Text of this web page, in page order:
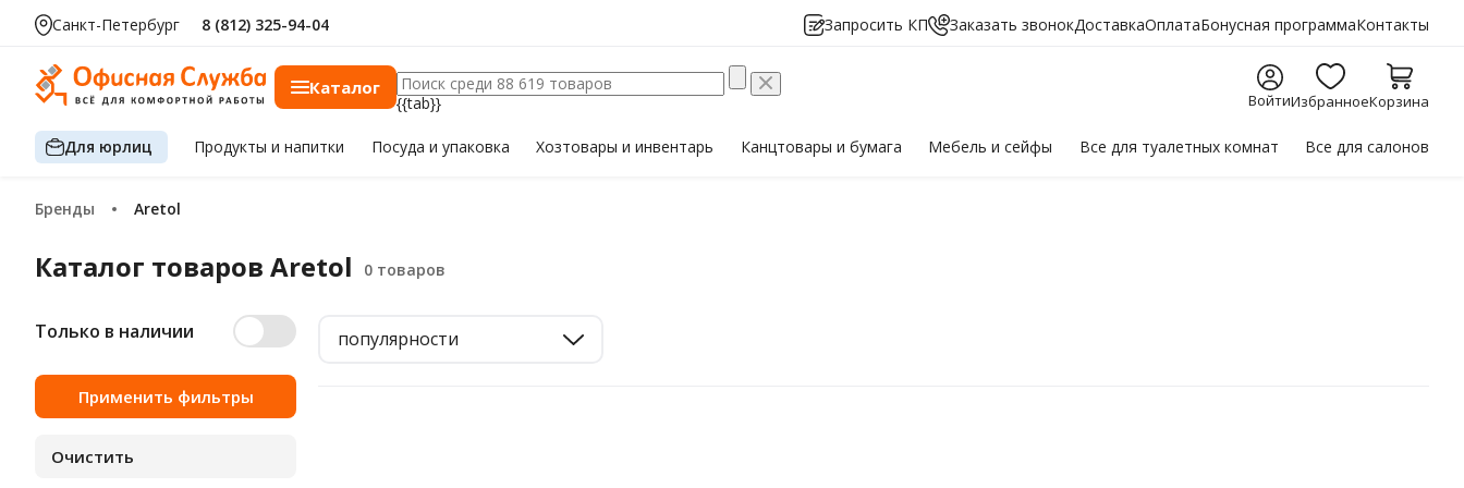
Санкт-Петербург 8 (812) 325-94-04 Запросить КП Заказать звонокДоставкаОплатаБонусная программаКонтакты
Каталог
{{tab}} ВойтиИзбранноеКорзина
Для юрлиц Продуктыи напитки Посуда и упаковка Хозтоварыи инвентарь Канцтовары и бумага Мебельи сейфы Все для туалетных комнат Все для салонов
Бренды Aretol
Каталог товаров Aretol
Только в наличии популярности